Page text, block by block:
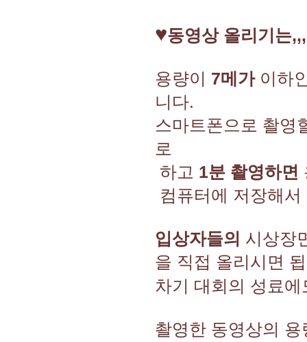
♥동영상 올리기는
용량이 7메가이하
니다.
스마트폰으로 촬영
로
하고 1분 촬영하면
컴퓨터에 저장해
입상자들의 시상장
을 직접 올리시면
차기 대회의 성료
촬영한 동영상의